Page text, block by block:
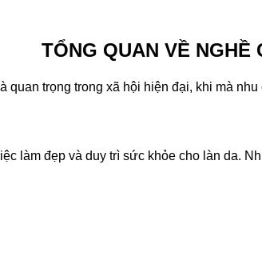
TỔNG QUAN VỀ NGHỀ
quan trọng trong xã hội hiện đại, khi mà
làm đẹp và duy trì sức khỏe cho làn da.